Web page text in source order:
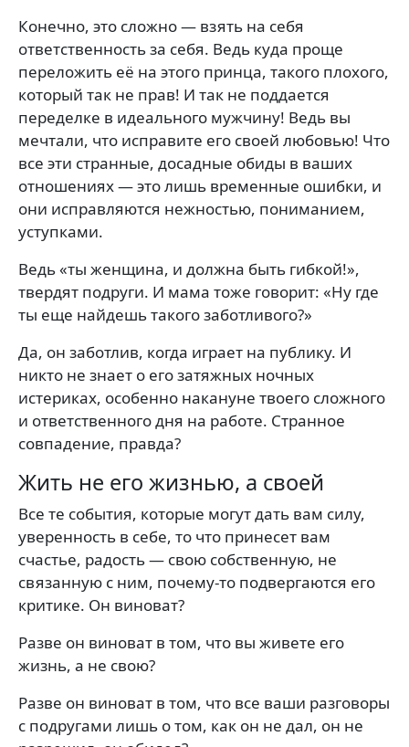
Конечно, это сложно — взять на себя
ответственность за себя. Ведь куда проще
переложить её на этого принца, такого плохого,
который так не прав! И так не поддается
переделке в идеального мужчину! Ведь вы
мечтали, что исправите его своей любовью! Что
все эти странные, досадные обиды в ваших
отношениях — это лишь временные ошибки, и
они исправляются нежностью, пониманием,
уступками.
Ведь «ты женщина, и должна быть гибкой!»,
твердят подруги. И мама тоже говорит: «Ну где
ты еще найдешь такого заботливого?»
Да, он заботлив, когда играет на публику. И
никто не знает о его затяжных ночных
истериках, особенно накануне твоего сложного
и ответственного дня на работе. Странное
совпадение, правда?
Жить не его жизнью, а своей
Все те события, которые могут дать вам силу,
уверенность в себе, то что принесет вам
счастье, радость — свою собственную, не
связанную с ним, почему-то подвергаются его
критике. Он виноват?
Разве он виноват в том, что вы живете его
жизнь, а не свою?
Разве он виноват в том, что все ваши разговоры
с подругами лишь о том, как он не дал, он не